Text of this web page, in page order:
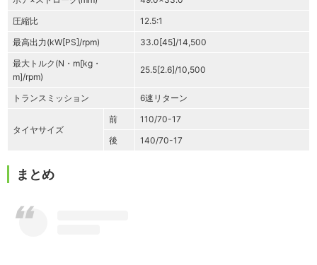
圧縮比
12.5:1
最高出力(kW[PS]/rpm)
33.0[45]/14,500
最大トルク(N・m[kg・
m]/rpm)
25.5[2.6]/10,500
トランスミッション 6速リターン
タイヤサイズ
前
110/70-17
後
140/70-17
まとめ